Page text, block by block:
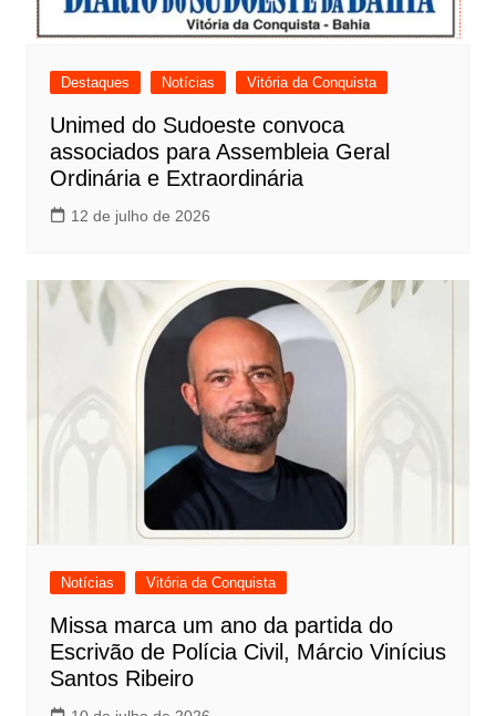
Destaques Notícias Vitória da Conquista
Unimed do Sudoeste convoca
associados para Assembleia Geral
Ordinária e Extraordinária
12 de julho de 2026
Notícias Vitória da Conquista
Missa marca um ano da partida do
Escrivão de Polícia Civil, Márcio Vinícius
Santos Ribeiro